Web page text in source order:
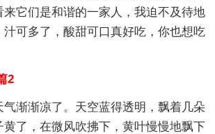
它们是和谐的一家人，我迫不及待地
可多了，酸甜可口真好吃，你也想吃
2
气渐渐凉了。天空蓝得透明，飘着几朵
黄了，在微风吹拂下，黄叶慢慢地飘下